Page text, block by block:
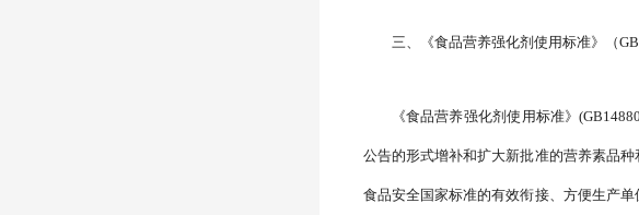
三、《食品营养强化剂使用标准》（
《食品营养强化剂使用标准》
公告的形式增补和扩大新批准的营养素品
食品安全国家标准的有效衔接、方便生产